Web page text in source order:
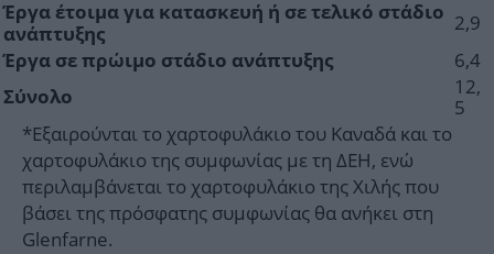
Έργα έτοιμα για κατασκευή ή σε τελικό στάδιο
ανάπτυξης
2,9
Έργα σε πρώιμο στάδιο ανάπτυξης 6,4
Σύνολο
12,
5
*Εξαιρούνται το χαρτοφυλάκιο του Καναδά και το
χαρτοφυλάκιο της συμφωνίας με τη ΔΕΗ, ενώ
περιλαμβάνεται το χαρτοφυλάκιο της Χιλής που
βάσει της πρόσφατης συμφωνίας θα ανήκει στη
Glenfarne.